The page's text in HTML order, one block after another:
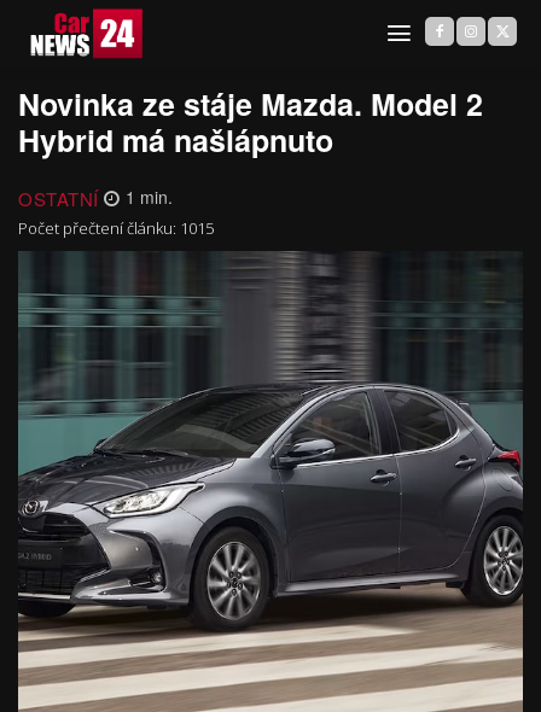
Novinka ze stáje Mazda. Model 2
Hybrid má našlápnuto
OSTATNÍ 1 min.
Počet přečtení článku: 1015